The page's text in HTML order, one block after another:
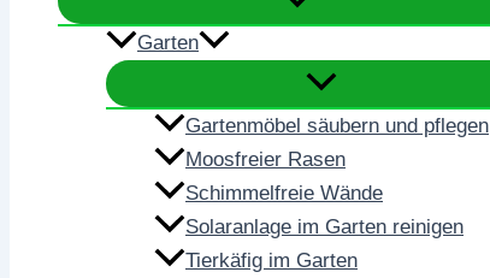
Garten
Gartenmöbel säubern und pflegen
Moosfreier Rasen
Schimmelfreie Wände
Solaranlage im Garten reinigen
Tierkäfig im Garten